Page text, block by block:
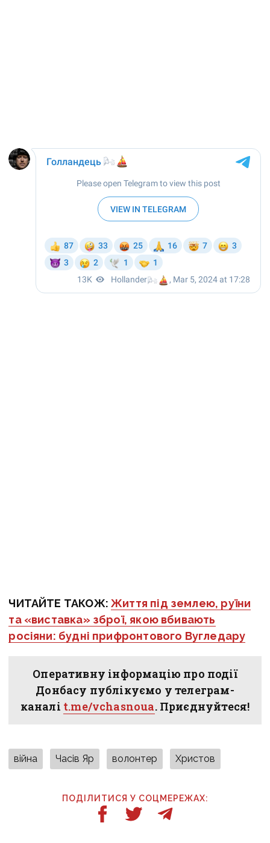
ЧИТАЙТЕ ТАКОЖ:Життя під землею, руїни
та «виставка» зброї, якою вбивають
росіяни: будні прифронтового Вугледару
Оперативну інформацію про події
Донбасу публікуємо у телеграм-
каналі t.me/vchasnoua. Приєднуйтеся!
війна Часів Яр волонтер Христов
ПОДІЛИТИСЯ У СОЦМЕРЕЖАХ: